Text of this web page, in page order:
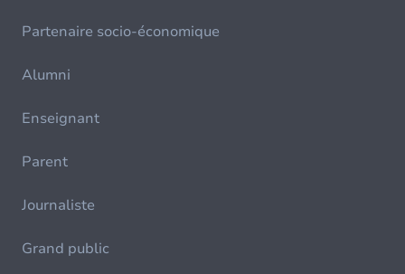
Partenaire socio-économique
Alumni
Enseignant
Parent
Journaliste
Grand public